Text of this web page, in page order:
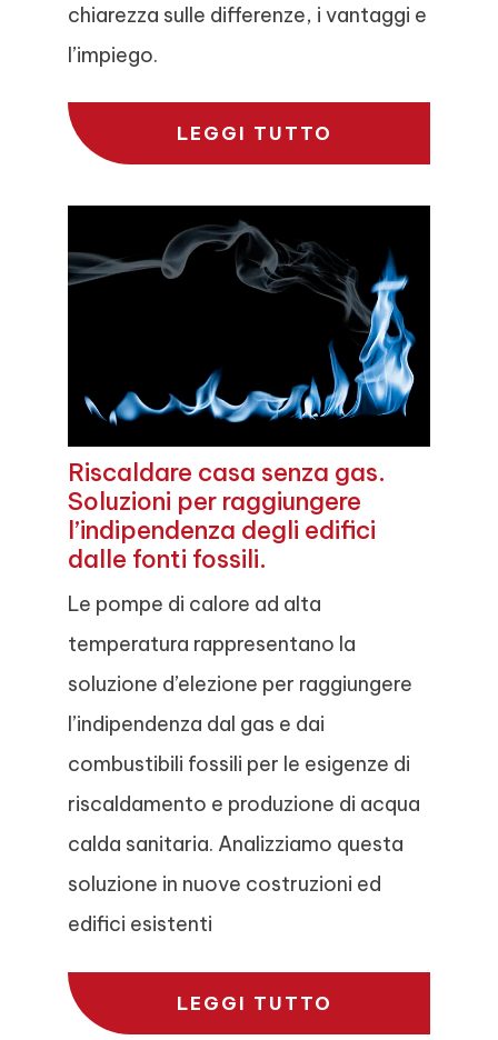
chiarezza sulle differenze, i vantaggi e
l’impiego.
LEGGI TUTTO
Riscaldare casa senza gas.
Soluzioni per raggiungere
l’indipendenza degli edifici
dalle fonti fossili.
Le pompe di calore ad alta
temperatura rappresentano la
soluzione d’elezione per raggiungere
l’indipendenza dal gas e dai
combustibili fossili per le esigenze di
riscaldamento e produzione di acqua
calda sanitaria. Analizziamo questa
soluzione in nuove costruzioni ed
edifici esistenti
LEGGI TUTTO